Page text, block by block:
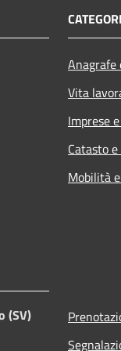
Vita
Imprese
Catasto
Mobilità
(SV)